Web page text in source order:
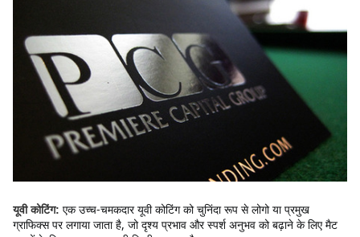
यूवी कोटिंग: एक उच्च-चमकदार यूवी कोटिंग को चुनिंदा रूप से लोगो या प्रमुख
ग्राफिक्स पर लगाया जाता है, जो दृश्य प्रभाव और स्पर्श अनुभव को बढ़ाने के लिए मैट